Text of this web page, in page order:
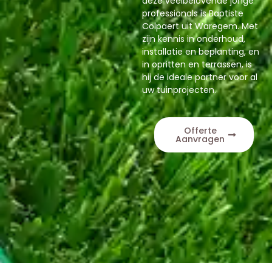
professionals is Baptiste
Colpaert uit Waregem. Met
zijn kennis in onderhoud,
installatie en beplanting, en
in opritten en terrassen, is
hij de ideale partner voor al
uw tuinprojecten.
Offerte
Aanvragen